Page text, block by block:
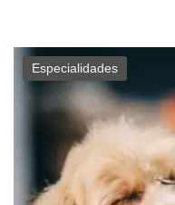
Especialidades